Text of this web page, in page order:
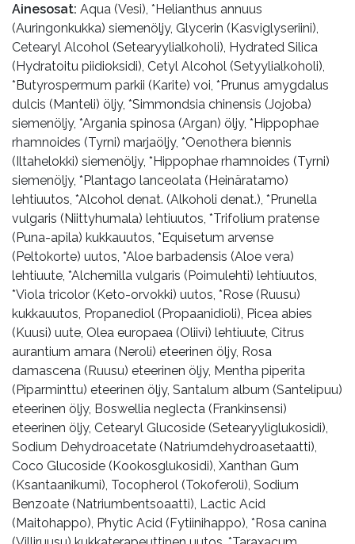
Ainesosat: Aqua (Vesi), *Helianthus annuus
(Auringonkukka) siemenöljy, Glycerin (Kasviglyseriini),
Cetearyl Alcohol (Setearyylialkoholi), Hydrated Silica
(Hydratoitu piidioksidi), Cetyl Alcohol (Setyylialkoholi),
*Butyrospermum parkii (Karite) voi, *Prunus amygdalus
dulcis (Manteli) öljy, *Simmondsia chinensis (Jojoba)
siemenöljy, *Argania spinosa (Argan) öljy, *Hippophae
rhamnoides (Tyrni) marjaöljy, *Oenothera biennis
(Iltahelokki) siemenöljy, *Hippophae rhamnoides (Tyrni)
siemenöljy, *Plantago lanceolata (Heinäratamo)
lehtiuutos, *Alcohol denat. (Alkoholi denat.), *Prunella
vulgaris (Niittyhumala) lehtiuutos, *Trifolium pratense
(Puna-apila) kukkauutos, *Equisetum arvense
(Peltokorte) uutos, *Aloe barbadensis (Aloe vera)
lehtiuute, *Alchemilla vulgaris (Poimulehti) lehtiuutos,
*Viola tricolor (Keto-orvokki) uutos, *Rose (Ruusu)
kukkauutos, Propanediol (Propaanidioli), Picea abies
(Kuusi) uute, Olea europaea (Oliivi) lehtiuute, Citrus
aurantium amara (Neroli) eteerinen öljy, Rosa
damascena (Ruusu) eteerinen öljy, Mentha piperita
(Piparminttu) eteerinen öljy, Santalum album (Santelipuu)
eteerinen öljy, Boswellia neglecta (Frankinsensi)
eteerinen öljy, Cetearyl Glucoside (Setearyyliglukosidi),
Sodium Dehydroacetate (Natriumdehydroasetaatti),
Coco Glucoside (Kookosglukosidi), Xanthan Gum
(Ksantaanikumi), Tocopherol (Tokoferoli), Sodium
Benzoate (Natriumbentsoaatti), Lactic Acid
(Maitohappo), Phytic Acid (Fytiinihappo), *Rosa canina